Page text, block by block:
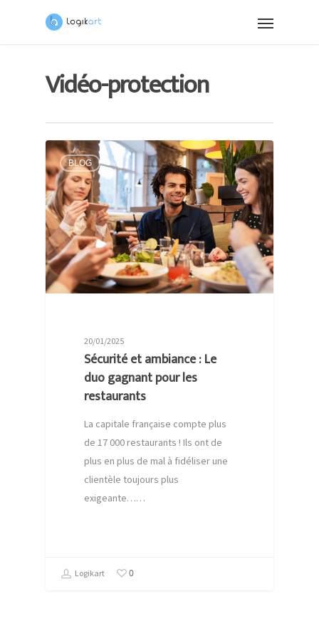
Vidéo-protection
BLOG
20/01/2025
Sécurité et ambiance : Le
duo gagnant pour les
restaurants
La capitale française compte plus
de 17 000 restaurants ! Ils ont de
plus en plus de mal à fidéliser une
clientèle toujours plus
exigeante……
Logikart 0